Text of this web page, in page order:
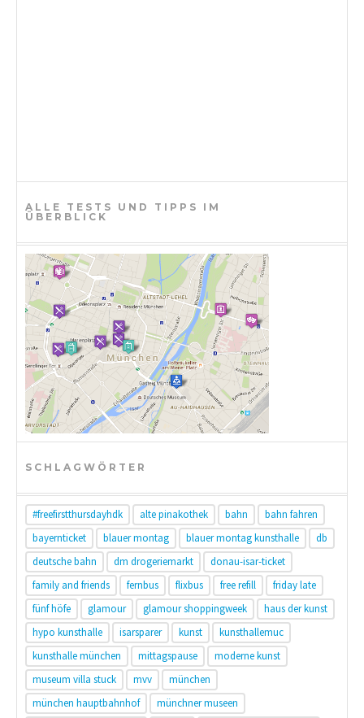
ALLE TESTS UND TIPPS IM
ÜBERBLICK
SCHLAGWÖRTER
#freefirstthursdayhdk alte pinakothek bahn
bahn fahren
bayernticket
blauer montag blauer montag kunsthalle
db
deutsche bahn
dm drogeriemarkt
donau-isar-ticket
family and friends
fernbus flixbus free refill
friday late
fünf höfe
glamour glamour shoppingweek
haus der kunst
hypo kunsthalle
isarsparer kunst
kunsthallemuc
kunsthalle münchen
mittagspause
moderne kunst
museum villa stuck
mvv
münchen
münchen hauptbahnhof
münchner museen